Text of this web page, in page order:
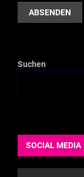
Suchen
SOCIAL MEDIA